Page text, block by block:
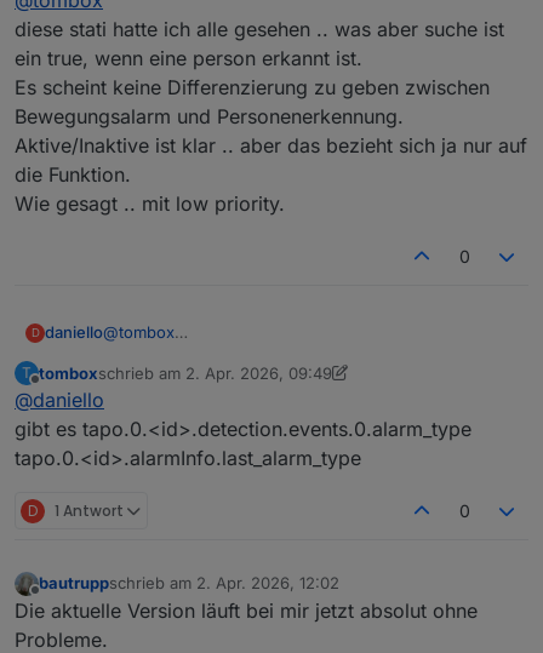
diese stati hatte ich alle gesehen .. was aber suche ist
ein true, wenn eine person erkannt ist.
Es scheint keine Differenzierung zu geben zwischen
Bewegungsalarm und Personenerkennung.
Aktive/Inaktive ist klar .. aber das bezieht sich ja nur auf
die Funktion.
Wie gesagt .. mit low priority.
0
D daniello@tombox
ein true, wenn eine person erkannt ist.
Bewegungsalarm und Personenerkennung.
Aktive/Inaktive ist klar .. aber das bezieht sich ja nur
auf die Funktion.
T
Offline
tomboxschrieb am 2. Apr. 2026, 09:49
zuletzt editiert von tombox4. Feb. 2026, 11:50
@daniello
gibt es tapo.0.<id>.detection.events.0.alarm_type
tapo.0.<id>.alarmInfo.last_alarm_type
D 1 Antwort 0
Offline
bautruppschrieb am 2. Apr. 2026, 12:02
zuletzt editiert von
Die aktuelle Version läuft bei mir jetzt absolut ohne
Probleme.